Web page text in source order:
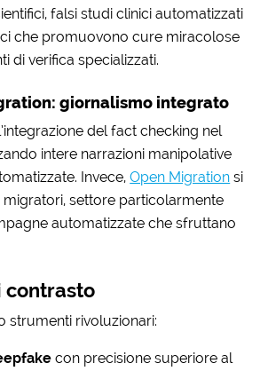
falsi studi clinici automatizzati
che promuovono cure miracolose
di verifica specializzati.
giornalismo integrato
del fact checking nel
intere narrazioni manipolative
Invece,Open Migration si
migratori, settore particolarmente
automatizzate che sfruttano
contrasto
strumenti rivoluzionari:
con precisione superiore al